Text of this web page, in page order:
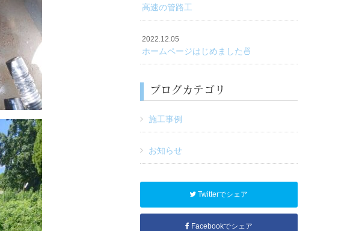
高速の管路工
2022.12.05
ホームページはじめました🍜
ブログカテゴリ
施工事例
お知らせ
Twitterでシェア
Facebookでシェア